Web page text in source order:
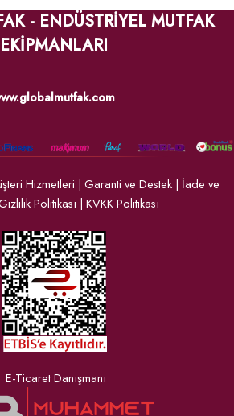
- ENDÜSTRİYEL MUTFAK
EKİPMANLARI
Hizmetleri | Garanti ve Destek| İade ve
Politikası | KVKK Politikası
E-Ticaret Danışmanı